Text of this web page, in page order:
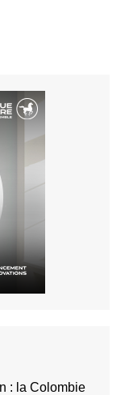
: la Colombie